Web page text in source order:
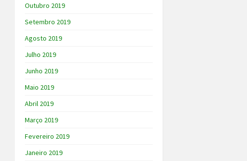
Outubro 2019
Setembro 2019
Agosto 2019
Julho 2019
Junho 2019
Maio 2019
Abril 2019
Março 2019
Fevereiro 2019
Janeiro 2019